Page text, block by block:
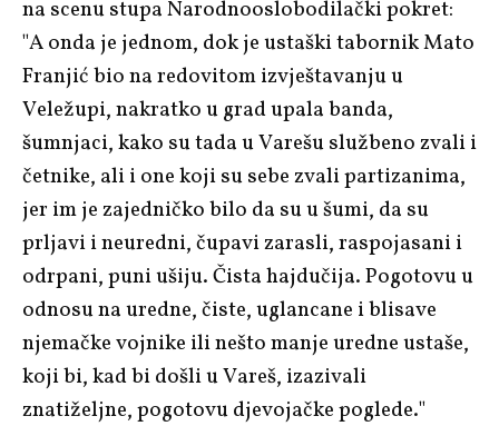
na scenu stupa Narodnooslobodilački pokret:
"A onda je jednom, dok je ustaški tabornik Mato
Franjić bio na redovitom izvještavanju u
Veležupi, nakratko u grad upala banda,
šumnjaci, kako su tada u Varešu službeno zvali i
četnike, ali i one koji su sebe zvali partizanima,
jer im je zajedničko bilo da su u šumi, da su
prljavi i neuredni, čupavi zarasli, raspojasani i
odrpani, puni ušiju. Čista hajdučija. Pogotovu u
odnosu na uredne, čiste, uglancane i blisave
njemačke vojnike ili nešto manje uredne ustaše,
koji bi, kad bi došli u Vareš, izazivali
znatiželjne, pogotovu djevojačke poglede."